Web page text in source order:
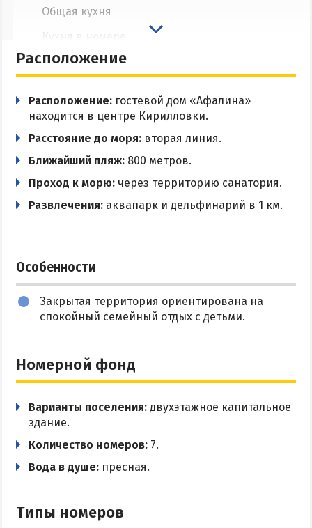
Аскания-Нова
БАЗЫ ОТДЫХА И ОТЕЛИ АРАБАТКИ
Генгорка
СТЕПАНОВКА ПЕРВАЯ
Цены в Степановке 2026
БЕРДЯНСК
Цены в Бердянске 2026
Питание в Бердянске
Развлечения в Бердянске
Проезд в Бердянск
ОТЕЛИ И БАЗЫ ОТДЫХА БЕРДЯНСКА
Слободка
Общая кухня
Кухня в номере
Мангальная зона
Wi-Fi
С мелкими животными
Стирка белья
Расположение
Расположение: гостевой дом «Афалина»
находится в центре Кирилловки.
Расстояние до моря: вторая линия.
Ближайший пляж: 800 метров.
Проход к морю: через территорию санатория.
Развлечения: аквапарк и дельфинарий в 1 км.
Особенности
Закрытая территория ориентирована на
спокойный семейный отдых с детьми.
Номерной фонд
Варианты поселения: двухэтажное капитальное
здание.
Количество номеров: 7.
Вода в душе: пресная.
Типы номеров